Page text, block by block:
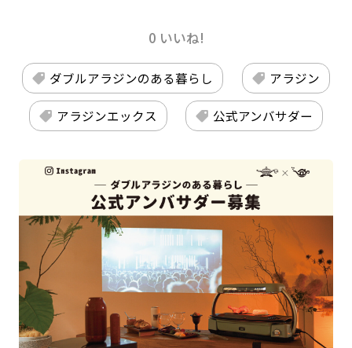
0 いいね!
ダブルアラジンのある暮らし アラジン
アラジンエックス 公式アンバサダー